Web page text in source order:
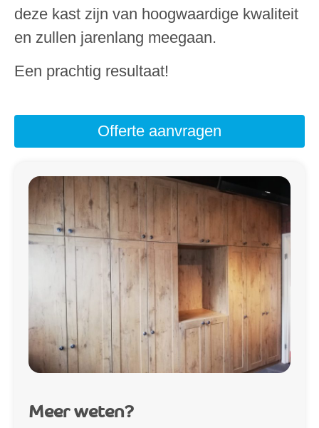
deze kast zijn van hoogwaardige kwaliteit
en zullen jarenlang meegaan.
Een prachtig resultaat!
Offerte aanvragen
Meer weten?